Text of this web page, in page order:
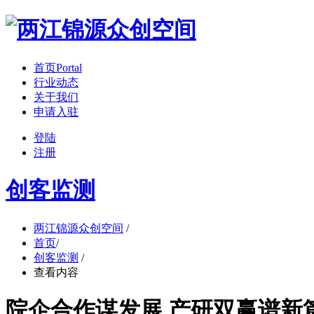
首页Portal
行业动态
关于我们
申请入驻
登陆
注册
创客监测
两江锦源众创空间 /
首页/
创客监测 /
查看内容